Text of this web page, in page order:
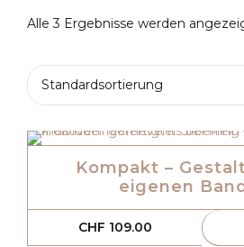
Alle 3 Ergebnisse werden
Kompakt –
eigenen
CHF 109.00